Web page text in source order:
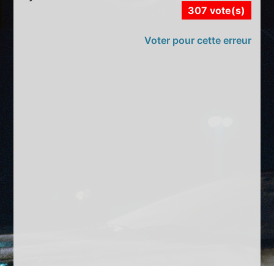
307 vote(s)
Voter pour cette erreur